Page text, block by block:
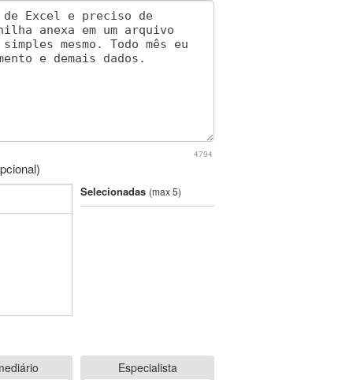
4794
Selecionadas (max 5)
Especialista